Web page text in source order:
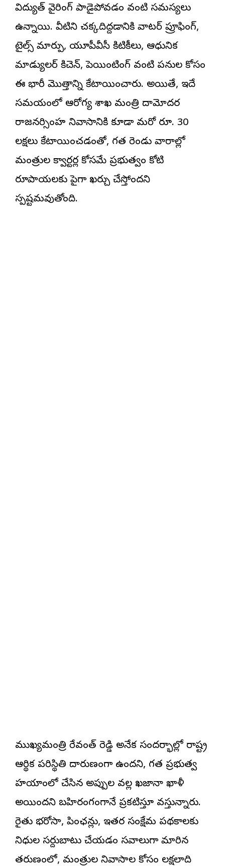
విద్యుత్ వైరింగ్ పాడైపోవడం వంటి సమస్యలు
ఉన్నాయి. వీటిని చక్కదిద్దడానికి వాటర్ ప్రూఫింగ్,
టైల్స్ మార్పు, యూపీవీసీ కిటికీలు, ఆధునిక
మాడ్యులర్ కిచెన్, పెయింటింగ్ వంటి పనుల కోసం
ఈ భారీ మొత్తాన్ని కేటాయించారు. అయితే, ఇదే
సమయంలో ఆరోగ్య శాఖ మంత్రి దామోదర
రాజనర్సింహ నివాసానికి కూడా మరో రూ. 30
లక్షలు కేటాయించడంతో, గత రెండు వారాల్లో
మంత్రుల క్వార్టర్ల కోసమే ప్రభుత్వం కోటి
రూపాయలకు పైగా ఖర్చు చేస్తోందని
స్పష్టమవుతోంది.
ముఖ్యమంత్రి రేవంత్ రెడ్డి అనేక సందర్భాల్లో రాష్ట్ర
ఆర్థిక పరిస్థితి దారుణంగా ఉందని, గత ప్రభుత్వ
హయాంలో చేసిన అప్పుల వల్ల ఖజానా ఖాళీ
అయిందని బహిరంగంగానే ప్రకటిస్తూ వస్తున్నారు.
రైతు భరోసా, పింఛన్లు, ఇతర సంక్షేమ పథకాలకు
నిధుల సర్దుబాటు చేయడం సవాలుగా మారిన
తరుణంలో, మంత్రుల నివాసాల కోసం లక్షలాది